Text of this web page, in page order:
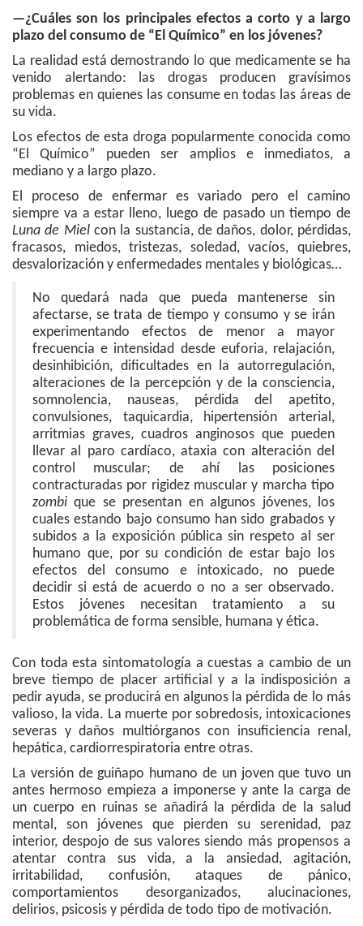
—¿Cuáles son los principales efectos a corto y a largo
plazo del consumo de “El Químico” en los jóvenes?
La realidad está demostrando lo que medicamente se ha
venido alertando: las drogas producen gravísimos
problemas en quienes las consume en todas las áreas de
su vida.
Los efectos de esta droga popularmente conocida como
“El Químico” pueden ser amplios e inmediatos, a
mediano y a largo plazo.
El proceso de enfermar es variado pero el camino
siempre va a estar lleno, luego de pasado un tiempo de
Luna de Mielcon la sustancia, de daños, dolor, pérdidas,
fracasos, miedos, tristezas, soledad, vacíos, quiebres,
desvalorización y enfermedades mentales y biológicas…
No quedará nada que pueda mantenerse sin
afectarse, se trata de tiempo y consumo y se irán
experimentando efectos de menor a mayor
frecuencia e intensidad desde euforia, relajación,
desinhibición, dificultades en la autorregulación,
alteraciones de la percepción y de la consciencia,
somnolencia, nauseas, pérdida del apetito,
convulsiones, taquicardia, hipertensión arterial,
arritmias graves, cuadros anginosos que pueden
llevar al paro cardíaco, ataxia con alteración del
control muscular; de ahí las posiciones
contracturadas por rigidez muscular y marcha tipo
zombi que se presentan en algunos jóvenes, los
cuales estando bajo consumo han sido grabados y
subidos a la exposición pública sin respeto al ser
humano que, por su condición de estar bajo los
efectos del consumo e intoxicado, no puede
decidir si está de acuerdo o no a ser observado.
Estos jóvenes necesitan tratamiento a su
problemática de forma sensible, humana y ética.
Con toda esta sintomatología a cuestas a cambio de un
breve tiempo de placer artificial y a la indisposición a
pedir ayuda, se producirá en algunos la pérdida de lo más
valioso, la vida. La muerte por sobredosis, intoxicaciones
severas y daños multiórganos con insuficiencia renal,
hepática, cardiorrespiratoria entre otras.
La versión de guiñapo humano de un joven que tuvo un
antes hermoso empieza a imponerse y ante la carga de
un cuerpo en ruinas se añadirá la pérdida de la salud
mental, son jóvenes que pierden su serenidad, paz
interior, despojo de sus valores siendo más propensos a
atentar contra sus vida, a la ansiedad, agitación,
irritabilidad, confusión, ataques de pánico,
comportamientos desorganizados, alucinaciones,
delirios, psicosis y pérdida de todo tipo de motivación.